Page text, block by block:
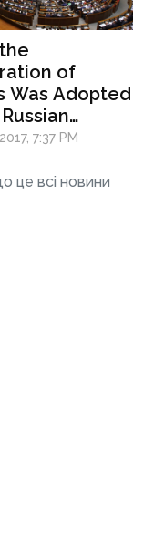
of
Was Adopted
was
7:37 PM
це всі новини